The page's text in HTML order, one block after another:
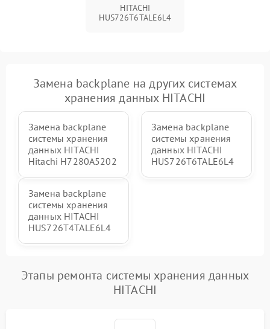
1000 ₽
резервирования питания
2000 ₽ Подробнее →
Повреждение кабелей
подключения
500 ₽ Подробнее →
Неисправность системы
2000 ₽ Подробнее →
HITACHI
HUS726T6TALE6L4
Замена backplane на других системах
хранения данных HITACHI
Замена backplane
системы хранения
данных HITACHI
Hitachi H7280A5202
Замена backplane
системы хранения
данных HITACHI
HUS726T6TALE6L4
Замена backplane
системы хранения
данных HITACHI
HUS726T4TALE6L4
Этапы ремонта системы хранения данных
HITACHI